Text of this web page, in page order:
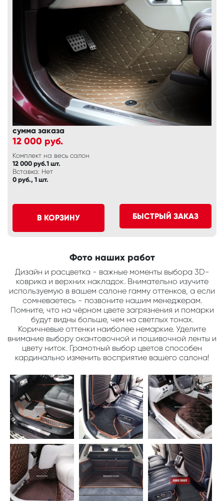
сумма заказа
12 000 руб.
Комплект на весь салон
12 000 руб.1 шт.
Вставка: Нет
0 руб., 1 шт.
В КОРЗИНУ БЫСТРЫЙ ЗАКАЗ
Фото наших работ
Дизайн и расцветка - важные моменты выбора 3D-
коврика и верхних накладок. Внимательно изучите
используемую в вашем салоне гамму оттенков, а если
сомневаетесь - позвоните нашим менеджерам.
Помните, что на чёрном цвете загрязнения и помарки
будут видны больше, чем на светлых тонах.
Коричневые оттенки наиболее немаркие. Уделите
внимание выбору окантовочной и пошивочной ленты и
цвету ниток. Грамотный выбор цветов способен
кардинально изменить восприятие вашего салона!